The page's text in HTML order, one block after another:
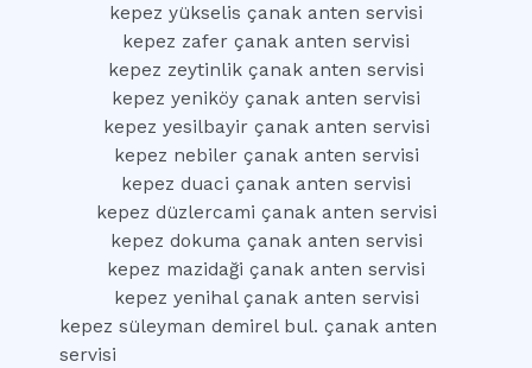
kepez yükselis çanak anten servisi
kepez zafer çanak anten servisi
kepez zeytinlik çanak anten servisi
kepez yeniköy çanak anten servisi
kepez yesilbayir çanak anten servisi
kepez nebiler çanak anten servisi
kepez duaci çanak anten servisi
kepez düzlercami çanak anten servisi
kepez dokuma çanak anten servisi
kepez mazidaği çanak anten servisi
kepez yenihal çanak anten servisi
kepez süleyman demirel bul. çanak anten
servisi